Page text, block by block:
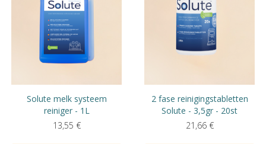
Solute melk systeem
reiniger - 1L
13,55 €
2 fase reinigingstabletten
Solute - 3,5gr - 20st
21,66 €